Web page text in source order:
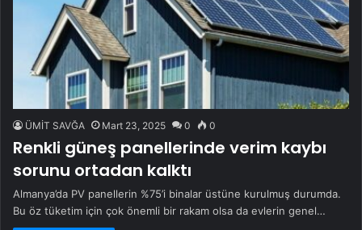
ÜMİT SAVĞA Mart 23, 2025 0 0
Renkli güneş panellerinde verim kaybı
sorunu ortadan kalktı
Almanya’da PV panellerin %75’i binalar üstüne kurulmuş durumda.
Bu öz tüketim için çok önemli bir rakam olsa da evlerin genel…